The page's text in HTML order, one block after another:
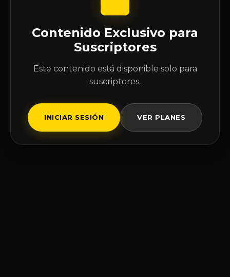
Contenido Exclusivo para
Suscriptores
Este contenido está disponible solo para
suscriptores.
INICIAR SESIÓN VER PLANES